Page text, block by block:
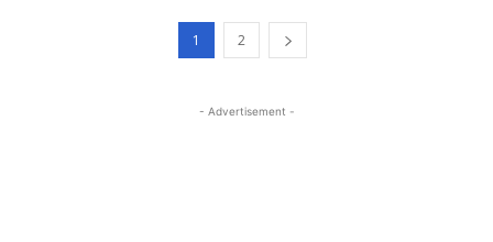
1 2
- Advertisement -